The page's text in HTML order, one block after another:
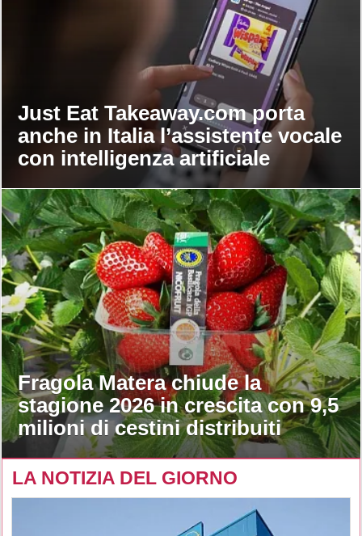
Just Eat Takeaway.com porta
anche in Italia l’assistente vocale
con intelligenza artificiale
Fragola Matera chiude la
stagione 2026 in crescita con 9,5
milioni di cestini distribuiti
LA NOTIZIA DEL GIORNO